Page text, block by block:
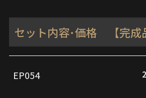
セット内容･価格 【完成
品セ
EP054